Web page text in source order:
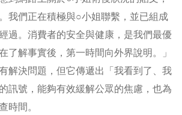
我們正在積極與○小姐聯繫，並已組成
過。消費者的安全與健康，是我們最優
了解事實後，第一時間向外界說明。」
解決問題，但它傳遞出「我看到了、我
訊號，能夠有效緩解公眾的焦慮，也為
時間。